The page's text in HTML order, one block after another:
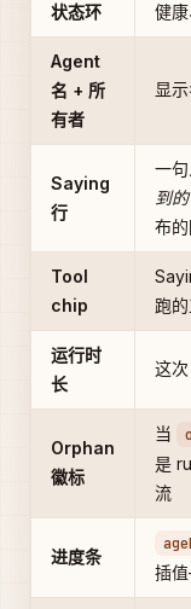
状态环
健康
Agent
名 + 所
有者
显
Saying
行
一
到
布
Tool
chip
跑
运行时
长
这
Orphan
徽标
当
是
流
进度条
插